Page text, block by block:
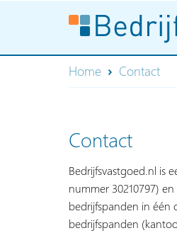
Home Contact
Contact
Bedrijfsvastgoed.nl is
nummer 30210797)
bedrijfspanden in één
bedrijfspanden